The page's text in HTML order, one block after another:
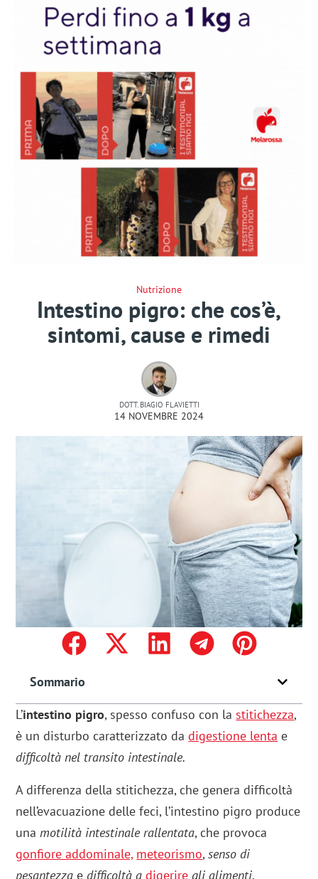
Nutrizione
Intestino pigro: che cos’è,
sintomi, cause e rimedi
DOTT. BIAGIO FLAVIETTI
14 NOVEMBRE 2024
Sommario
L’intestino pigro, spesso confuso con la stitichezza,
è un disturbo caratterizzato dadigestione lenta e
difficoltà nel transito intestinale.
A differenza della stitichezza, che genera difficoltà
nell’evacuazione delle feci, l’intestino pigro produce
una motilità intestinale rallentata, che provoca
gonfiore addominale, meteorismo,senso di
pesantezza e difficoltà adigerire gli alimenti.